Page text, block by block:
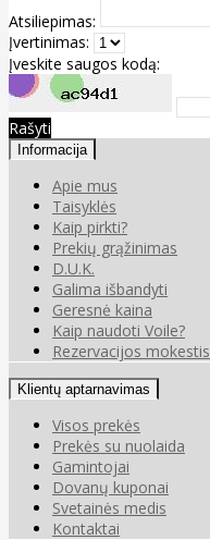
Atsiliepimas:
Įvertinimas:
Įveskite saugos kodą:
Rašyti
Informacija
Apie mus
Taisyklės
Kaip pirkti?
Prekių grąžinimas
D.U.K.
Galima išbandyti
Geresnė kaina
Kaip naudoti Voile?
Rezervacijos mokestis
Klientų aptarnavimas
Visos prekės
Prekės su nuolaida
Gamintojai
Dovanų kuponai
Svetainės medis
Kontaktai